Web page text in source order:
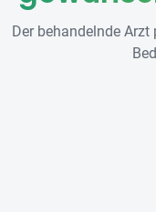
Der behandelnde